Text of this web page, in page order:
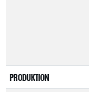
PRODUKTION